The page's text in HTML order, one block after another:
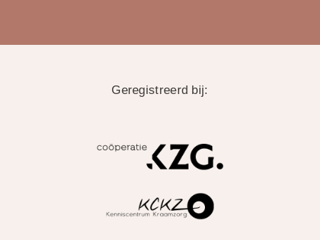
Geregistreerd bij: